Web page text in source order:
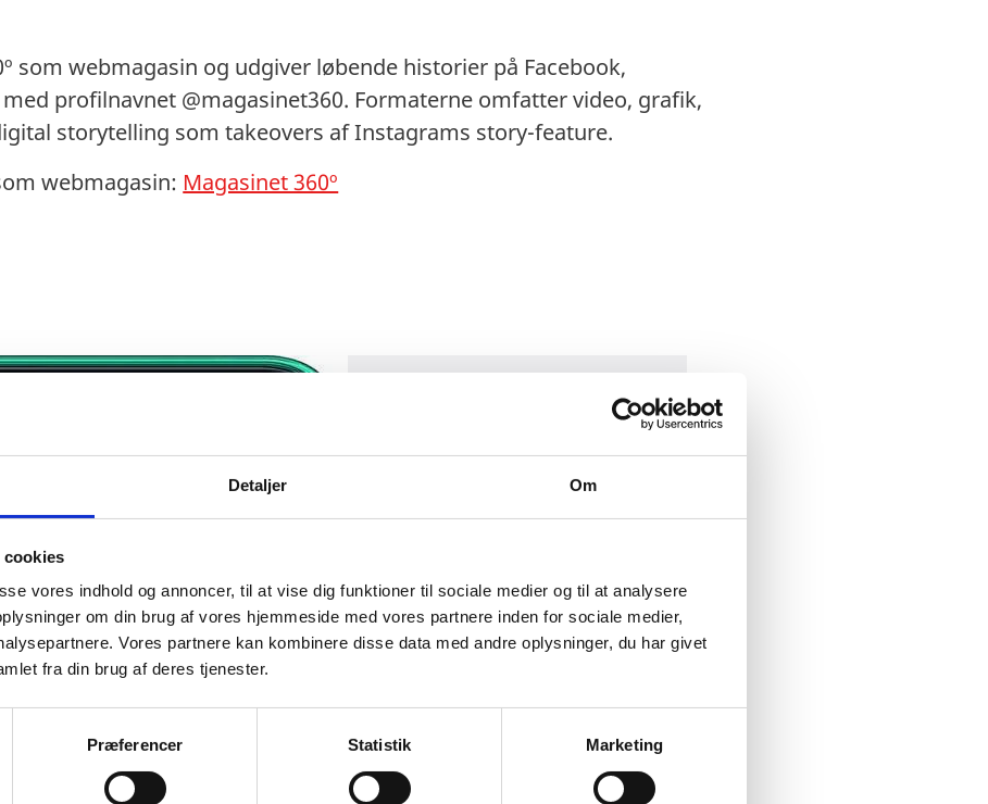
Detaljer Om
cookies
vores indhold og annoncer, til at vise dig funktioner til sociale medier og til at analysere
om din brug af vores hjemmeside med vores partnere inden for sociale medier,
Vores partnere kan kombinere disse data med andre oplysninger, du har givet
fra din brug af deres tjenester.
Præferencer Statistik Marketing
som webmagasin og udgiver løbende historier på Facebook,
profilnavnet @magasinet360. Formaterne omfatter video, grafik,
storytelling som takeovers af Instagrams story-feature.
webmagasin: Magasinet 360º